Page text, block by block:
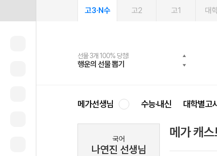
고3·N수 고2 고1 대
선물 3개 100% 당첨!
행운의 선물 뽑기
선물 100% 증정!
메가스터디 X 올리브
2027 러셀 단과
강사 공개선발
스마트러닝앱
설문 EVENT
메가패스
3일 무료 체험권
메가패스 수강생 무료혜택!
메가클럽 멤버십
사회공헌 캠페인
희망이룸 메가나눔
메가선생님 수능·내신 대학별고
국어
나연진 선생님
메가 캐스